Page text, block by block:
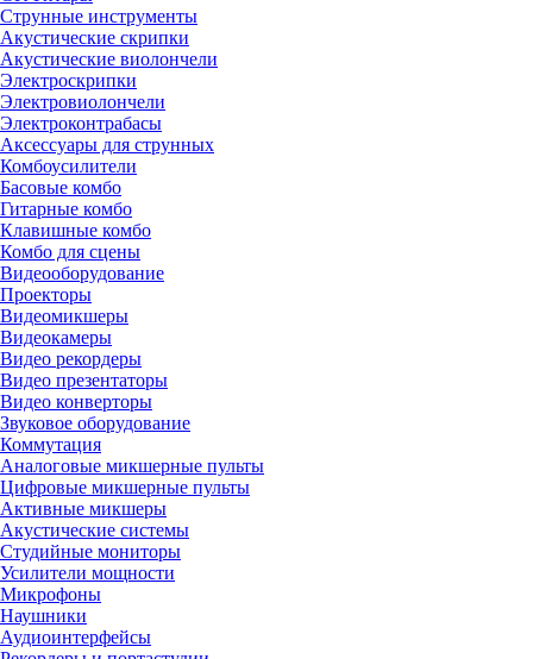
Струнные инструменты
Акустические скрипки
Акустические виолончели
Электроскрипки
Электровиолончели
Электроконтрабасы
Аксессуары для струнных
Комбоусилители
Басовые комбо
Гитарные комбо
Клавишные комбо
Комбо для сцены
Видеооборудование
Проекторы
Видеомикшеры
Видеокамеры
Видео рекордеры
Видео презентаторы
Видео конверторы
Звуковое оборудование
Коммутация
Аналоговые микшерные пульты
Цифровые микшерные пульты
Активные микшеры
Акустические системы
Студийные мониторы
Усилители мощности
Микрофоны
Наушники
Аудиоинтерфейсы